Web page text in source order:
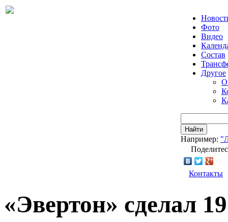
Фото
Видео
Состав
Другое
О
Найти
Например:
Контакты
«Эвертон» сделал